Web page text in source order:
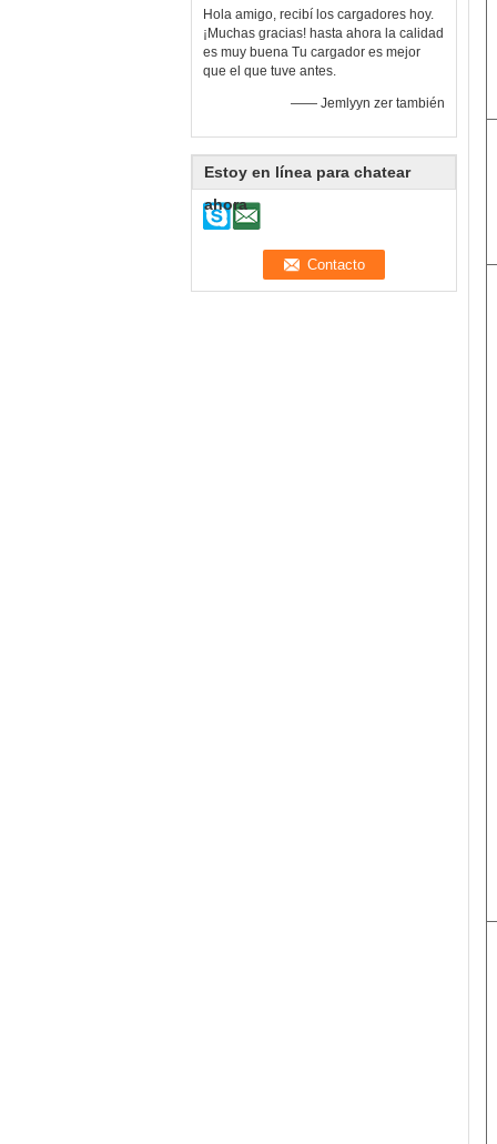
Hola amigo, recibí los cargadores hoy.
¡Muchas gracias! hasta ahora la calidad
es muy buena Tu cargador es mejor
que el que tuve antes.
—— Jemlyyn zer también
Estoy en línea para chatear
ahora